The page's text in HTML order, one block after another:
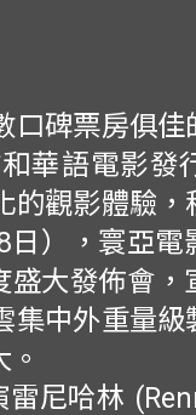
口碑票房俱佳
華語電影發
的觀影體驗，
），寰亞電
盛大發佈會，
集中外重量級
尼哈林